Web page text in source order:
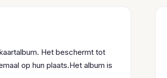
Het beschermt tot
op hun plaats.Het album is